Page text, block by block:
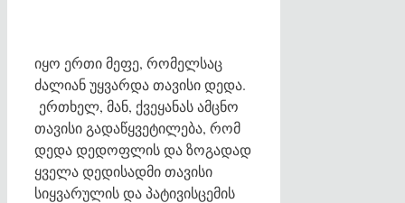
იყო ერთი მეფე, რომელსაც
ძალიან უყვარდა თავისი დედა.
ერთხელ, მან, ქვეყანას ამცნო
თავისი გადაწყვეტილება, რომ
დედა დედოფლის და ზოგადად
ყველა დედისადმი თავისი
სიყვარულის და პატივისცემის